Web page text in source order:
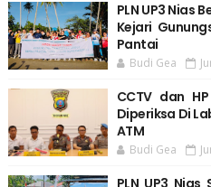
PLN UP3 Nias
Kejari
Pantai
Budi Gea
CCTV dan
Diperiksa Di
ATM
Budi Gea